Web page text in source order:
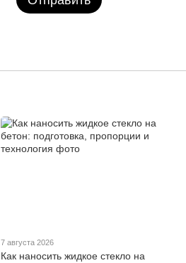
7 августа 2026
Как наносить жидкое стекло на